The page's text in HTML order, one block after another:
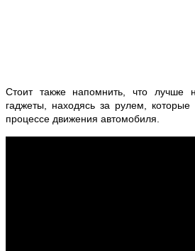
Стоит также напомнить, что лучше
гаджеты, находясь за рулем,
процессе движения автомобиля.